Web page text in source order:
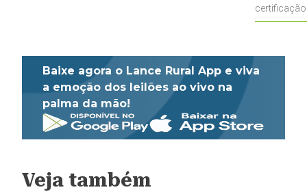
Baixe agora o Lance Rural App e viva
a emoção dos leilões ao vivo na
palma da mão!
Veja também